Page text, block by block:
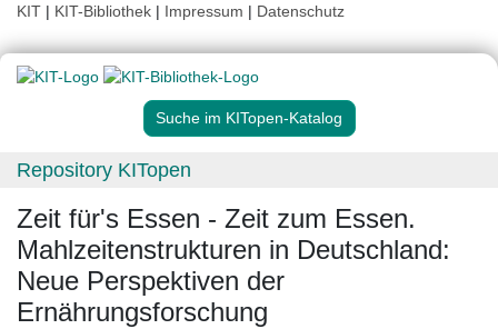
KIT | KIT-Bibliothek | Impressum | Datenschutz
Suche im KITopen-Katalog
Repository KITopen
Zeit für's Essen - Zeit zum Essen.
Mahlzeitenstrukturen in Deutschland:
Neue Perspektiven der
Ernährungsforschung